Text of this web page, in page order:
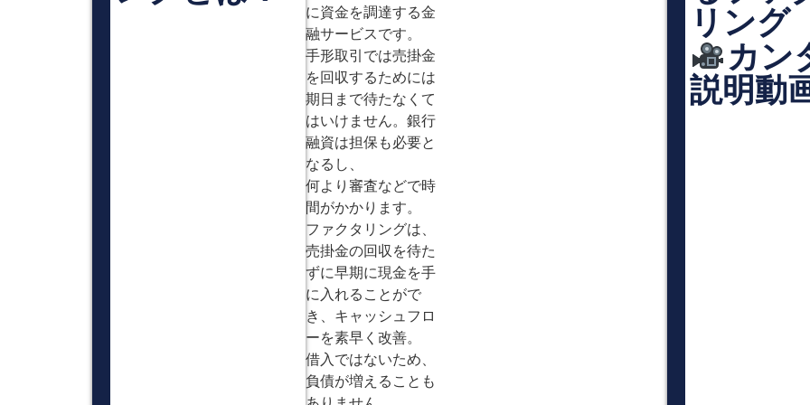
に資金を調達する金
融サービスです。
手形取引では売掛金
を回収するためには
期日まで待たなくて
はいけません。銀行
融資は担保も必要と
なるし、
何より審査などで時
間がかかります。
ファクタリングは、
売掛金の回収を待た
ずに早期に現金を手
に入れることがで
き、キャッシュフロ
ーを素早く改善。
借入ではないため、
負債が増えることも
リング
カン
説明動